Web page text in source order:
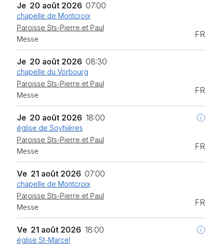
Je 20 août 2026 07:00
chapelle de Montcroix
Paroisse Sts-Pierre et Paul
Messe
FR
Je 20 août 2026 08:30
chapelle du Vorbourg
Paroisse Sts-Pierre et Paul
Messe
FR
Je 20 août 2026 18:00
église de Soyhières
Paroisse Sts-Pierre et Paul
Messe
FR
Ve 21 août 2026 07:00
chapelle de Montcroix
Paroisse Sts-Pierre et Paul
Messe
FR
Ve 21 août 2026 18:00
église St-Marcel